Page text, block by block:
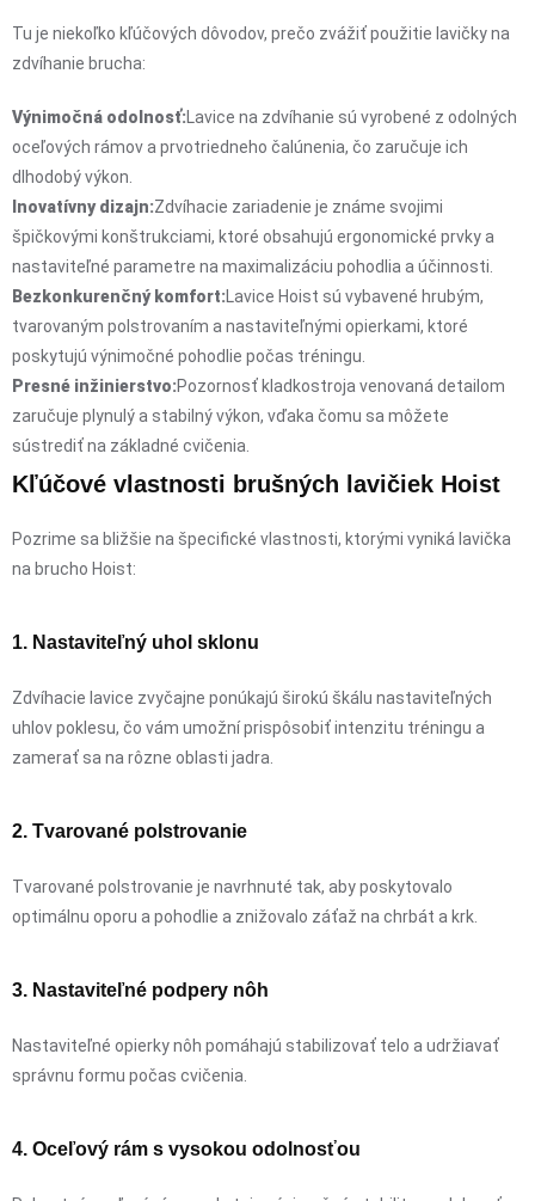
Tu je niekoľko kľúčových dôvodov, prečo zvážiť použitie lavičky na
zdvíhanie brucha:
Výnimočná odolnosť: Lavice na zdvíhanie sú vyrobené z odolných
oceľových rámov a prvotriedneho čalúnenia, čo zaručuje ich
dlhodobý výkon.
Inovatívny dizajn:Zdvíhacie zariadenie je známe svojimi
špičkovými konštrukciami, ktoré obsahujú ergonomické prvky a
nastaviteľné parametre na maximalizáciu pohodlia a účinnosti.
Bezkonkurenčný komfort: Lavice Hoist sú vybavené hrubým,
tvarovaným polstrovaním a nastaviteľnými opierkami, ktoré
poskytujú výnimočné pohodlie počas tréningu.
Presné inžinierstvo:Pozornosť kladkostroja venovaná detailom
zaručuje plynulý a stabilný výkon, vďaka čomu sa môžete
sústrediť na základné cvičenia.
Kľúčové vlastnosti brušných lavičiek Hoist
Pozrime sa bližšie na špecifické vlastnosti, ktorými vyniká lavička
na brucho Hoist:
1. Nastaviteľný uhol sklonu
Zdvíhacie lavice zvyčajne ponúkajú širokú škálu nastaviteľných
uhlov poklesu, čo vám umožní prispôsobiť intenzitu tréningu a
zamerať sa na rôzne oblasti jadra.
2. Tvarované polstrovanie
Tvarované polstrovanie je navrhnuté tak, aby poskytovalo
optimálnu oporu a pohodlie a znižovalo záťaž na chrbát a krk.
3. Nastaviteľné podpery nôh
Nastaviteľné opierky nôh pomáhajú stabilizovať telo a udržiavať
správnu formu počas cvičenia.
4. Oceľový rám s vysokou odolnosťou